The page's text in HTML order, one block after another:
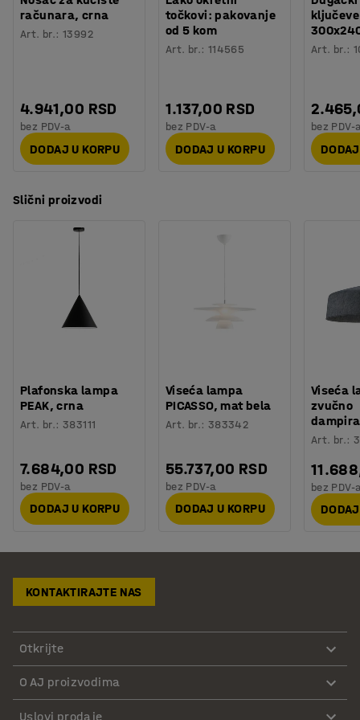
Da bi se ispunili standardi EU, plafonske svetiljke i
armatura se sada prodaju bez utikača.
računara, crna
Art. br.:13992
4.941,00 RSD
bez PDV-a
DODAJ U KORPU
točkovi: pakovanje
od 5 kom
Art. br.: 114565
1.137,00 RSD
bez PDV-a
DODAJ U KORPU
Art. br.:
bez PDV-
Slični proizvodi
Plafonska lampa
PEAK, crna
Art. br.:383111
7.684,00 RSD
bez PDV-a
DODAJ U KORPU
Viseća lampa
PICASSO, mat bela
Art. br.: 383342
55.737,00 RSD
bez PDV-a
DODAJ U KORPU
Viseća
zvučno
Art. br.:
bez PDV-
KONTAKTIRAJTE NAS
Otkrijte
O AJ proizvodima
Uslovi prodaje